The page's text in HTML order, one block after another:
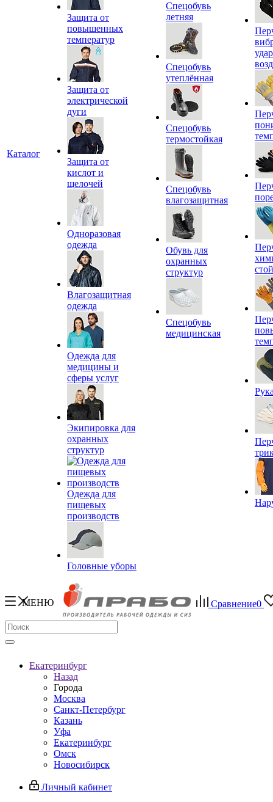
Каталог
Защита от
повышенных
температур
Защита от
электрической
дуги
Защита от
кислот и
щелочей
Одноразовая
одежда
Влагозащитная
одежда
Одежда для
медицины и
сферы услуг
Экипировка для
охранных
структур
Одежда для
пищевых
производств
Головные уборы
Спецобувь
летняя
Спецобувь
утеплённая
Спецобувь
термостойкая
Спецобувь
влагозащитная
Обувь для
охранных
структур
Спецобувь
медицинская
МЕНЮ Сравнение0
Екатеринбург
Назад
Города
Москва
Санкт-Петербург
Казань
Уфа
Екатеринбург
Омск
Новосибирск
Личный кабинет